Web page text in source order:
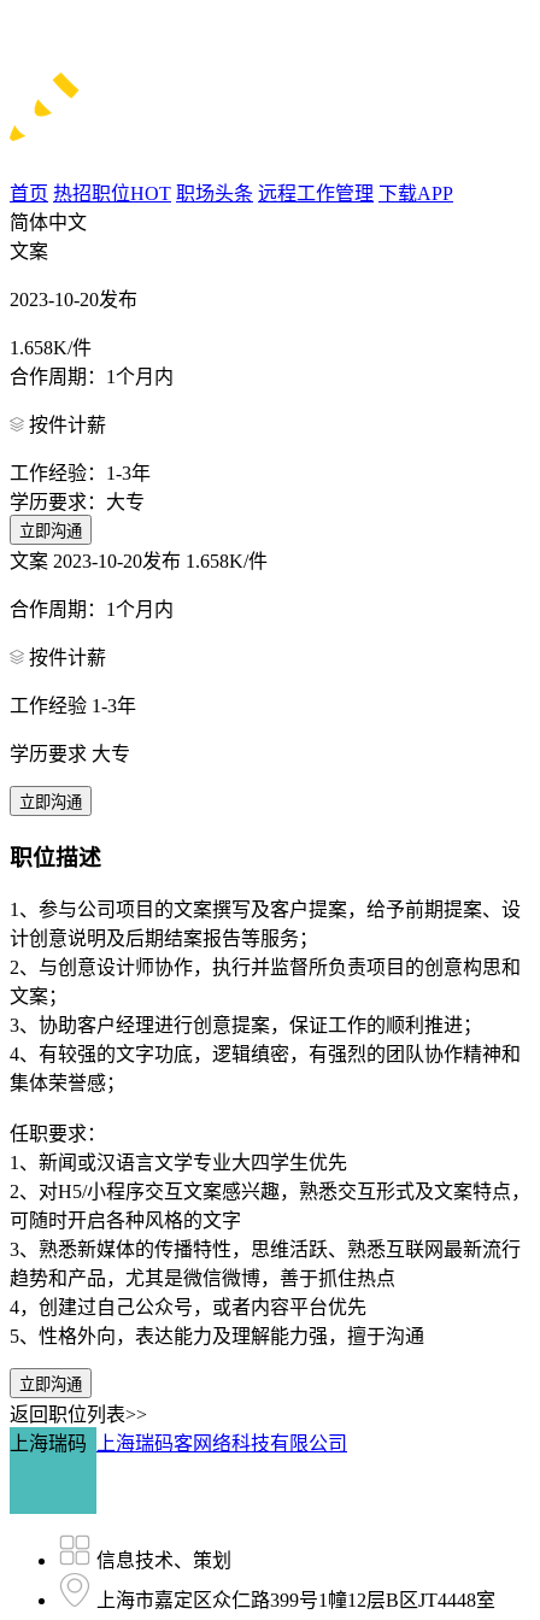
首页 热招职位HOT 职场头条 远程工作管理 下载APP
简体中文
文案
2023-10-20发布
1.658K/件
合作周期：1个月内
按件计薪
工作经验：1-3年
学历要求：大专
立即沟通
文案 2023-10-20发布 1.658K/件
合作周期：1个月内
按件计薪
工作经验 1-3年
学历要求 大专
立即沟通
职位描述
1、参与公司项目的文案撰写及客户提案，给予前期提案、设
计创意说明及后期结案报告等服务；
2、与创意设计师协作，执行并监督所负责项目的创意构思和
文案；
3、协助客户经理进行创意提案，保证工作的顺利推进；
4、有较强的文字功底，逻辑缜密，有强烈的团队协作精神和
集体荣誉感；
任职要求：
1、新闻或汉语言文学专业大四学生优先
2、对H5/小程序交互文案感兴趣，熟悉交互形式及文案特点，
可随时开启各种风格的文字
3、熟悉新媒体的传播特性，思维活跃、熟悉互联网最新流行
趋势和产品，尤其是微信微博，善于抓住热点
4，创建过自己公众号，或者内容平台优先
5、性格外向，表达能力及理解能力强，擅于沟通
立即沟通
返回职位列表>>
上海瑞码
上海瑞码客网络科技有限公司
信息技术、策划
上海市嘉定区众仁路399号1幢12层B区JT4448室